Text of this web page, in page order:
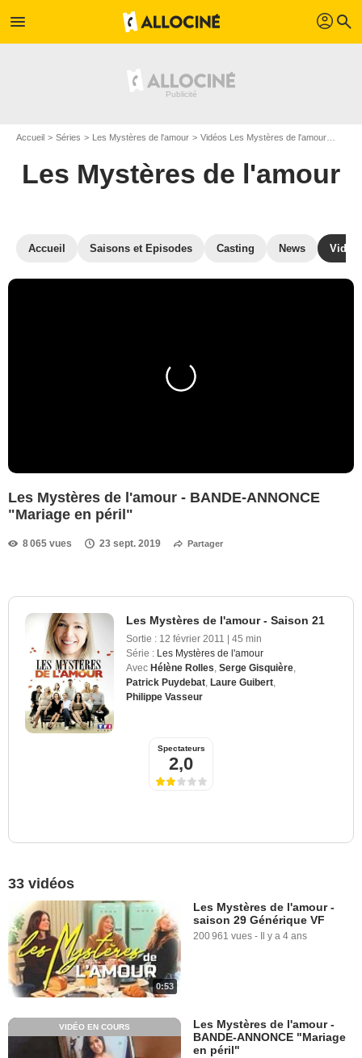
menu profil search
Accueil Séries Les Mystères de l'amour Vidéos Les Mystères de l'amour
Les Mystères de l'amour
Accueil Saisons et Episodes Casting News
Les Mystères de l'amour - BANDE-ANNONCE
"Mariage en péril"
8 065 vues 23 sept. 2019 Partager
Les Mystères de l'amour - Saison 21
Sortie : 12 février 2011 | 45 min
Série : Les Mystères de l'amour
Avec Hélène Rolles Serge Gisquière
Patrick Puydebat Laure Guibert
Philippe Vasseur
Spectateurs
2,0
33 vidéos
0:53
Les Mystères de l'amour -
saison 29 Générique VF
200 961 vues - Il y a 4 ans
VIDÉO EN COURS
Les Mystères de l'amour -
BANDE-ANNONCE "Mariage
en péril"